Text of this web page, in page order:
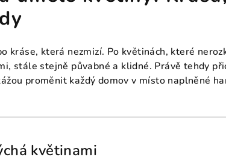
kráse, která nezmizí. Po květinách, které
stále stejně půvabné a klidné. Právě tehdy
proměnit každý domov v místo naplněné
květinami